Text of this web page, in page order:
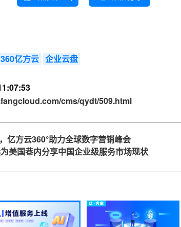
360亿方云 企业云盘
cms/qydt/509.html
亿方云360°助力全球数字营销峰会
美国巷内分享中国企业级服务市场现状